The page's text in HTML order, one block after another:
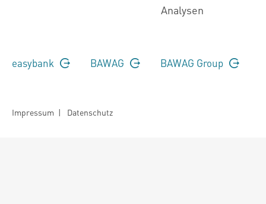
Analysen
easybank BAWAG BAWAG Group
Impressum | Datenschutz